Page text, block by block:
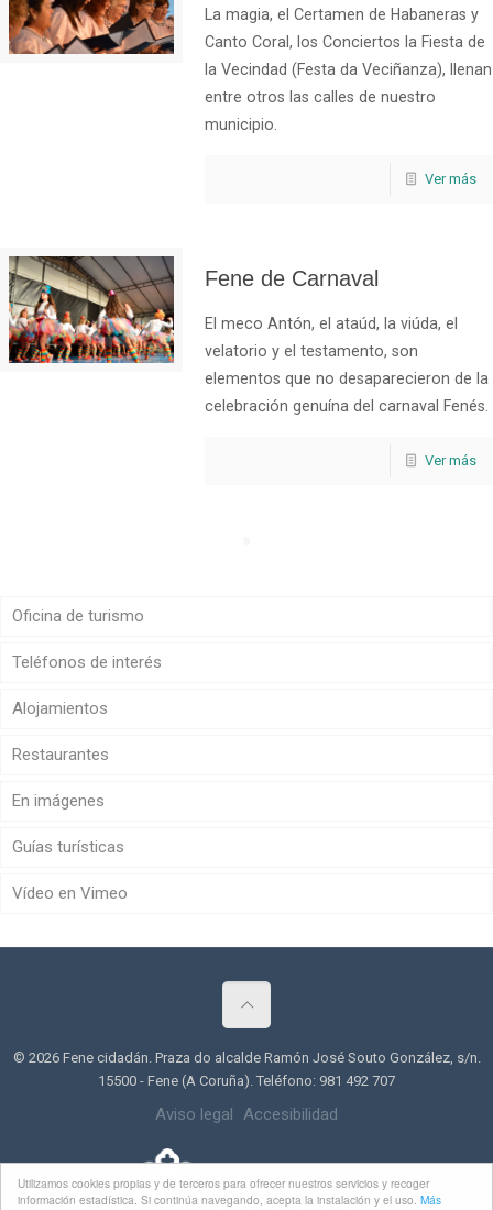
Utilizamos cookies propias y de terceros para ofrecer nuestros servicios y recoger
información estadística. Si continúa navegando, acepta la instalación y el uso. Más
La magia, el Certamen de Habaneras y
Canto Coral, los Conciertos la Fiesta de
la Vecindad (Festa da Veciñanza), llenan
entre otros las calles de nuestro
municipio.
Ver más
Fene de Carnaval
El meco Antón, el ataúd, la viúda, el
velatorio y el testamento, son
elementos que no desaparecieron de la
celebración genuína del carnaval Fenés.
Ver más
Oficina de turismo
Teléfonos de interés
Alojamientos
Restaurantes
En imágenes
Guías turísticas
Vídeo en Vimeo
© 2026 Fene cidadán. Praza do alcalde Ramón José Souto González, s/n.
15500 - Fene (A Coruña). Teléfono: 981 492 707
Aviso legal Accesibilidad